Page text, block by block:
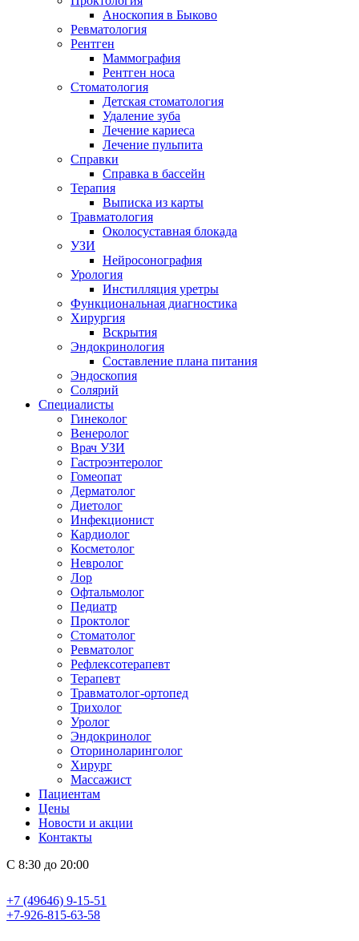
Аноскопия в Быково
Ревматология
Рентген
Маммография
Рентген носа
Стоматология
Детская стоматология
Удаление зуба
Лечение кариеса
Лечение пульпита
Справки
Справка в бассейн
Терапия
Выписка из карты
Травматология
Околосуставная блокада
УЗИ
Нейросонография
Урология
Инстилляция уретры
Функциональная диагностика
Хирургия
Вскрытия
Эндокринология
Составление плана питания
Эндоскопия
Солярий
Специалисты
Гинеколог
Венеролог
Врач УЗИ
Гастроэнтеролог
Гомеопат
Дерматолог
Диетолог
Инфекционист
Кардиолог
Косметолог
Невролог
Лор
Офтальмолог
Педиатр
Проктолог
Стоматолог
Ревматолог
Рефлексотерапевт
Терапевт
Травматолог-ортопед
Трихолог
Уролог
Эндокринолог
Оториноларинголог
Хирург
Массажист
Пациентам
Цены
Новости и акции
Контакты
С 8:30 до 20:00
+7 (49646) 9-15-51
+7-926-815-63-58